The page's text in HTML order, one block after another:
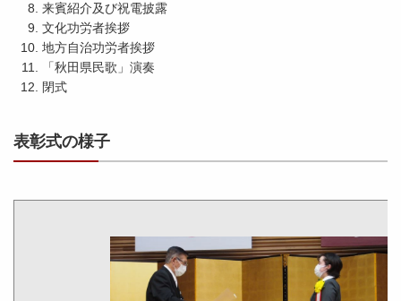
来賓紹介及び祝電披露
文化功労者挨拶
地方自治功労者挨拶
「秋田県民歌」演奏
閉式
表彰式の様子